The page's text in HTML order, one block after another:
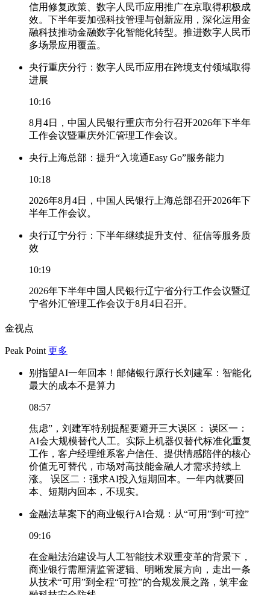
信用修复政策、数字人民币应用推广在京取得积极成
效。下半年要加强科技管理与创新应用，深化运用金
融科技推动金融数字化智能化转型。推进数字人民币
多场景应用覆盖。
央行重庆分行：数字人民币应用在跨境支付领域取得
进展
10:16
8月4日，中国人民银行重庆市分行召开2026年下半年
工作会议暨重庆外汇管理工作会议。
央行上海总部：提升“入境通Easy Go”服务能力
10:18
2026年8月4日，中国人民银行上海总部召开2026年下
半年工作会议。
央行辽宁分行：下半年继续提升支付、征信等服务质
效
10:19
2026年下半年中国人民银行辽宁省分行工作会议暨辽
宁省外汇管理工作会议于8月4日召开。
金视点
Peak Point 更多
别指望AI一年回本！邮储银行原行长刘建军：智能化
最大的成本不是算力
08:57
焦虑”，刘建军特别提醒要避开三大误区： 误区一：
AI会大规模替代人工。实际上机器仅替代标准化重复
工作，客户经理维系客户信任、提供情感陪伴的核心
价值无可替代，市场对高技能金融人才需求持续上
涨。 误区二：强求AI投入短期回本。一年内就要回
本、短期内回本，不现实。
金融法草案下的商业银行AI合规：从“可用”到“可控”
09:16
在金融法治建设与人工智能技术双重变革的背景下，
商业银行需厘清监管逻辑、明晰发展方向，走出一条
从技术“可用”到全程“可控”的合规发展之路，筑牢金